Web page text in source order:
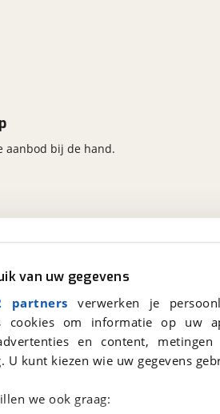
van uw gegevens
partners verwerken je
cookies om informatie op
en content,
kunt kiezen wie uw gegevens
we ook graag:
aanbod bij de hand.
en Privacyverklaring